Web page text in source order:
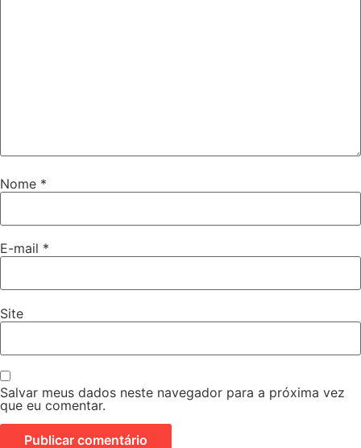
Nome *
E-mail *
Site
Salvar meus dados neste navegador para a próxima vez
que eu comentar.